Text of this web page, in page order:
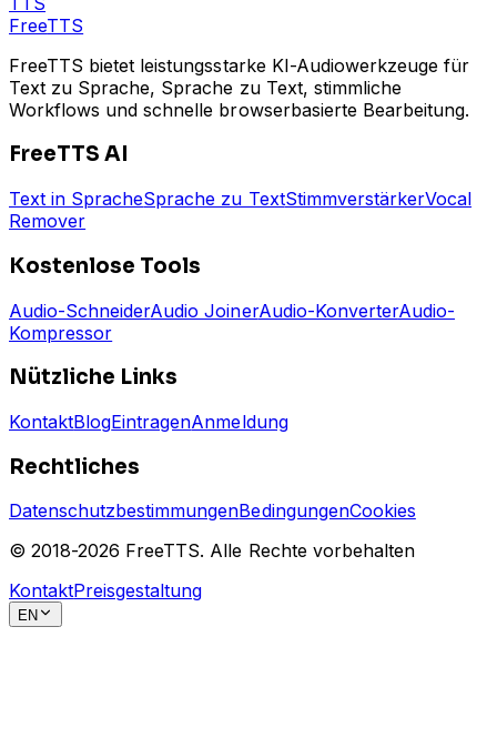
FreeTTS
FreeTTS bietet leistungsstarke KI-Audiowerkzeuge für
Text zu Sprache, Sprache zu Text, stimmliche
Workflows und schnelle browserbasierte Bearbeitung.
FreeTTS AI
Text in SpracheSprache zu TextStimmverstärkerVocal
Remover
Kostenlose Tools
Audio-SchneiderAudio JoinerAudio-KonverterAudio-
Kompressor
Nützliche Links
KontaktBlogEintragenAnmeldung
Rechtliches
DatenschutzbestimmungenBedingungenCookies
© 2018-2026 FreeTTS. Alle Rechte vorbehalten
KontaktPreisgestaltung
EN